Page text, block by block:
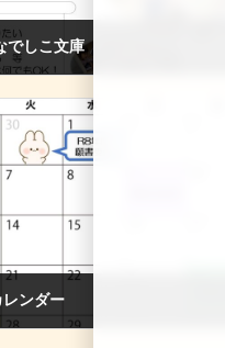
でしこ文庫
ンダー